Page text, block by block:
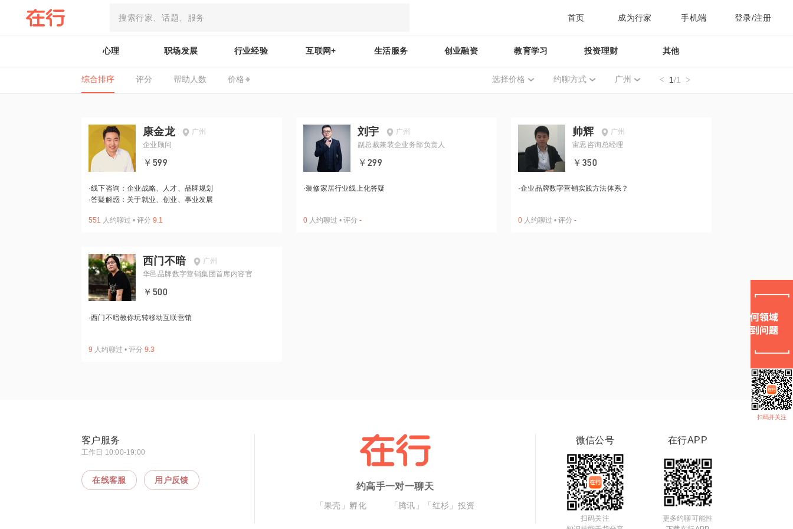
首页 成为行家 手机端 登录/注册
心理 职场发展 行业经验 互联网+ 生活服务 创业融资 教育学习 投资理财 其他
综合排序 评分 帮助人数 价格 选择价格 约聊方式 广州 1/1
康金龙
广州
企业顾问
￥599
·线下咨询：企业战略、人才、品牌规划
·答疑解惑：关于就业、创业、事业发展
551 人约聊过 • 评分 9.1
刘宇
广州
副总裁兼装企业务部负责人
￥299
·装修家居行业线上化答疑
0 人约聊过 • 评分 -
帅辉
广州
宙思咨询总经理
￥350
·企业品牌数字营销实践方法体系？
0 人约聊过 • 评分 -
西门不暗
广州
华邑品牌数字营销集团首席内容官
￥500
·西门不暗教你玩转移动互联营销
9 人约聊过 • 评分 9.3
扫码并关注
客户服务
工作日 10:00-19:00
在线客服 用户反馈
约高手一对一聊天
「果壳」孵化 「腾讯」「红杉」投资
微信公号
扫码关注
在行APP
更多约聊可能性